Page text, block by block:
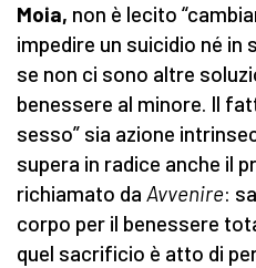
Moia, non è lecito
impedire un suicidio né
se non ci sono altre
benessere al minore. Il
sesso” sia azione
supera in radice anche il
richiamato da Avvenire:
corpo per il benessere
quel sacrificio è atto di